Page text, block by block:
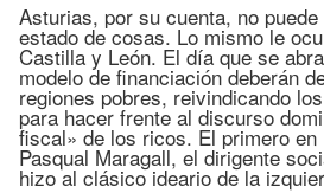
Asturias, por su cuenta, no
estado de cosas. Lo mismo le
Castilla y León. El día que se
modelo de financiación deberán
regiones pobres, reivindicando
para hacer frente al discurso
fiscal» de los ricos. El primero en
Pasqual Maragall, el dirigente
hizo al clásico ideario de la